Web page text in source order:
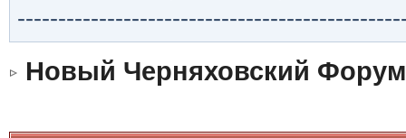
Новый Черняховский Форум